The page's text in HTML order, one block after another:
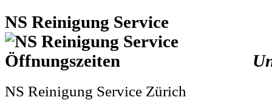
NS Reinigung Service
NS Reinigung Service Zürich